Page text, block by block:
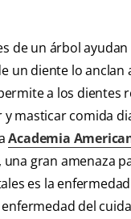
de un árbol
un diente lo anclan
a los dientes
masticar comida
Academia
, una gran amenaza
es la enfermedad
del